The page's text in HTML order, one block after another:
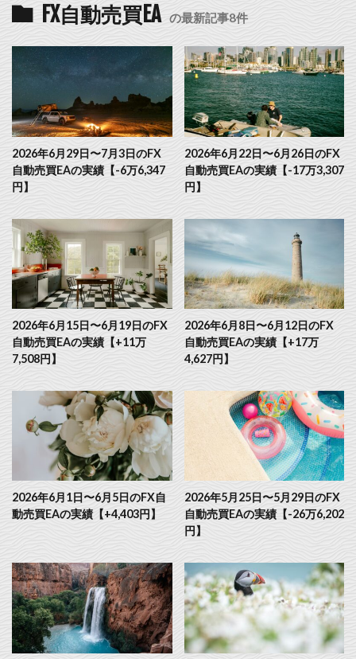
FX自動売買EA の最新記事8件
2026年6月29日〜7月3日のFX
自動売買EAの実績【-6万6,347
円】
2026年6月22日〜6月26日のFX
自動売買EAの実績【-17万3,307
円】
2026年6月15日〜6月19日のFX
自動売買EAの実績【+11万
7,508円】
2026年6月8日〜6月12日のFX
自動売買EAの実績【+17万
4,627円】
2026年6月1日〜6月5日のFX自
動売買EAの実績【+4,403円】
2026年5月25日〜5月29日のFX
自動売買EAの実績【-26万6,202
円】